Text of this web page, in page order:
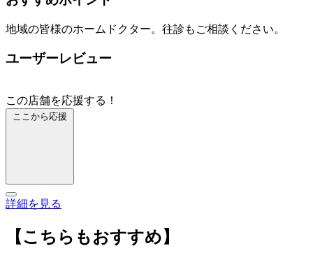
地域の皆様のホームドクター。往診もご相談ください。
ユーザーレビュー
この店舗を応援する！
ここから応援
詳細を見る
【こちらもおすすめ】